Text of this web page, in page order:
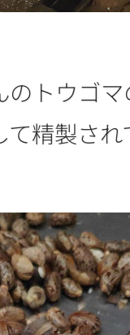
トウゴ
精製さ